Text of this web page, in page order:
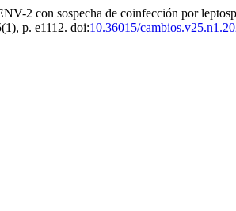
2 con sospecha de coinfección por
p. e1112. doi:10.36015/